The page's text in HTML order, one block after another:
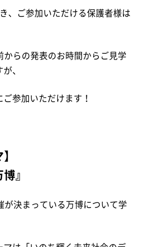
、ご参加いただける保護者様は
からの発表のお時間からご見学
、
参加いただけます！
』
が決まっている万博について学